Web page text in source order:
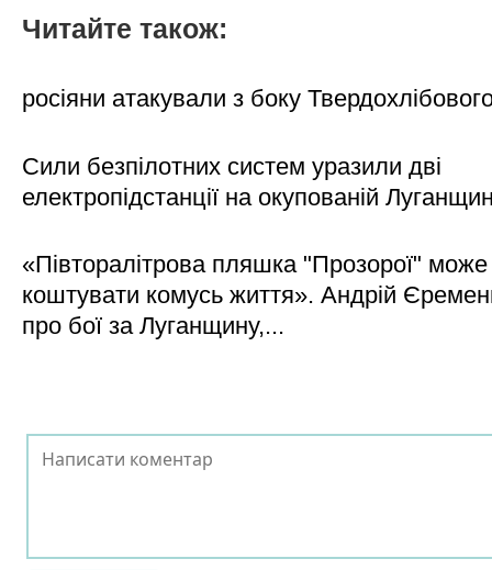
Читайте також:
росіяни атакували з боку
Сили безпілотних систем уразили дві
електропідстанції на окупованій
«Півторалітрова пляшка "Прозорої" може
коштувати комусь життя». Андрій
про бої за Луганщину,...